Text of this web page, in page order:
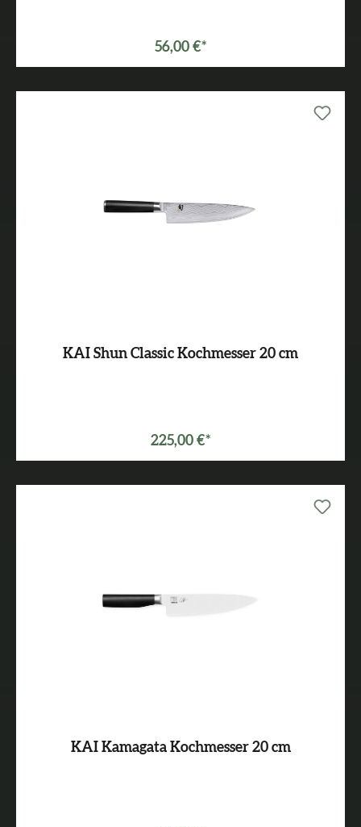
56,00 €*
KAI Shun Classic Kochmesser 20 cm
225,00 €*
KAI Kamagata Kochmesser 20 cm